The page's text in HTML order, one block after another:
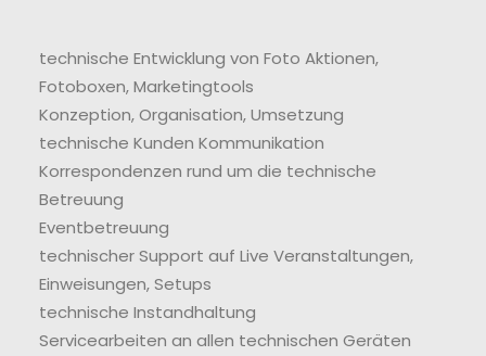
technische Entwicklung von Foto Aktionen,
Fotoboxen, Marketingtools
Konzeption, Organisation, Umsetzung
technische Kunden Kommunikation
Korrespondenzen rund um die technische
Betreuung
Eventbetreuung
technischer Support auf Live Veranstaltungen,
Einweisungen, Setups
technische Instandhaltung
Servicearbeiten an allen technischen Geräten